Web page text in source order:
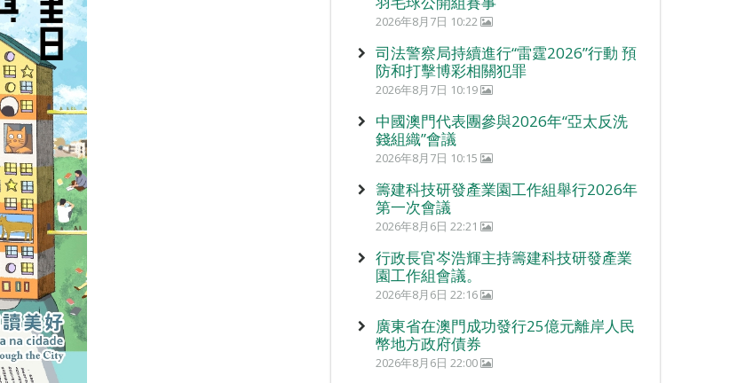
2026年8月7日 10:22
司法警察局持續進行“雷霆2026”行動 預
防和打擊博彩相關犯罪
2026年8月7日 10:19
中國澳門代表團參與2026年“亞太反洗
錢組織”會議
2026年8月7日 10:15
籌建科技研發產業園工作組舉行2026年
第一次會議
2026年8月6日 22:21
行政長官岑浩輝主持籌建科技研發產業
園工作組會議。
2026年8月6日 22:16
廣東省在澳門成功發行25億元離岸人民
幣地方政府債券
2026年8月6日 22:00